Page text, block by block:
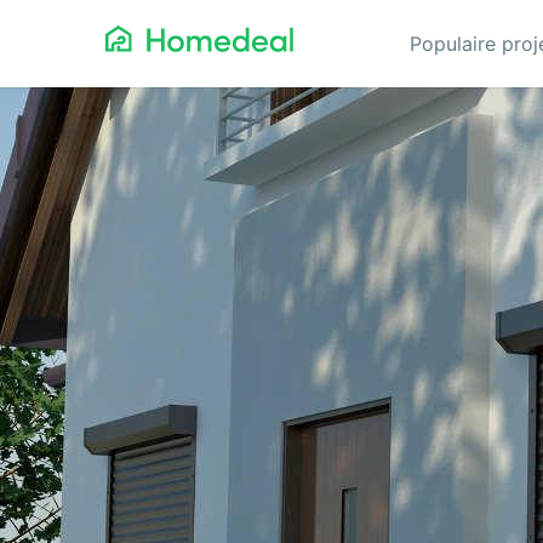
Populaire
Aanbouw
Architect
Asbest verwijderen
Badkamerspecialist
Bestraten
Cv-ketel
Dakbedekking
Glas